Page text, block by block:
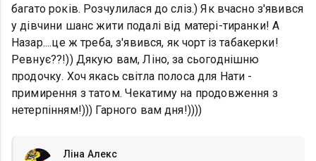
багато років. Розчулилася до сліз.) Як вчасно з'явився
у дівчини шанс жити подалі від матері-тиранки! А
Назар....це ж треба, з'явився, як чорт із табакерки!
Ревнує??!)) Дякую вам, Ліно, за сьогоднішню
продочку. Хоч якась світла полоса для Нати -
примирення з татом. Чекатиму на продовження з
нетерпінням!))) Гарного вам дня!))))
Ліна Алекс